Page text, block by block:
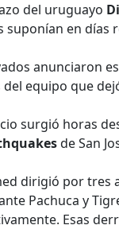
del uruguayo
suponían en días
anunciaron
del equipo que
surgió horas
de San
dirigió por tres
Pachuca y
Esas